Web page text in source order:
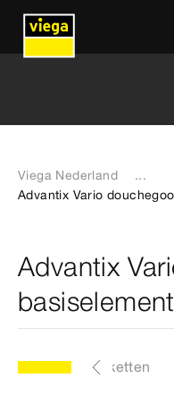
Viega Nederland
...
Advantix Vario
Advantix
basiselement
Etiketten